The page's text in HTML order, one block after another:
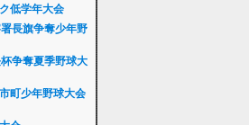
低学年大会
長旗争奪少年野
争奪夏季野球大
町少年野球大会